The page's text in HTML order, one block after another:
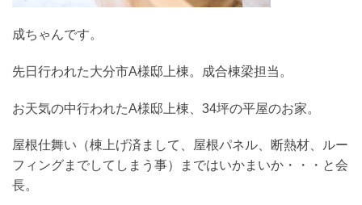
成ちゃんです。
先日行われた大分市A様邸上棟。成合棟梁担当。
お天気の中行われたA様邸上棟、34坪の平屋のお家。
屋根仕舞い（棟上げ済まして、屋根パネル、断熱材、ルー
フィングまでしてしまう事）まではいかまいか・・・と会
長。